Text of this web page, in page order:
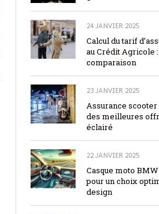
24 JANVIER 2025
Calcul du tarif
au Crédit Agricole
comparaison
23 JANVIER 2025
Assurance scooter
des meilleures
éclairé
22 JANVIER 2025
Casque moto
pour un choix
design